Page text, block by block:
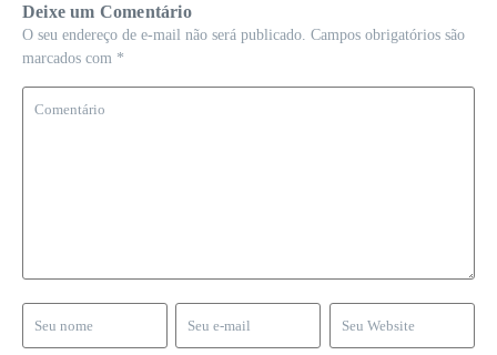
Deixe um Comentário
O seu endereço de e-mail não será publicado. Campos obrigatórios são
marcados com *